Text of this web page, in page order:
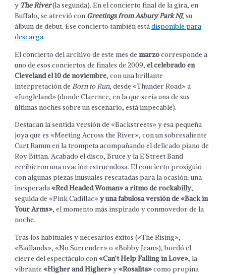
y The River(la segunda). En el concierto final de la gira, en
Buffalo, se atrevió con Greetings from Asbury Park NJ, su
álbum de debut. Ese concierto también estádisponible para
descarga.
El concierto del archivo de este mes demarzocorresponde a
uno de esos conciertos de finales de 2009,el celebrado en
Cleveland el 10 de noviembre, con una brillante
interpretación deBorn to Run, desde «Thunder Road» a
«Jungleland» (donde Clarence, en la que sería una de sus
últimas noches sobre un escenario, está impecable).
Destacan la sentida versión de «Backstreets» y esa pequeña
joya que es «Meeting Across the River», con un sobresaliente
Curt Ramm en la trompeta acompañando el delicado piano de
Roy Bittan. Acabado el disco, Bruce y la E Street Band
recibieron una ovación estruendosa. El concierto prosiguió
con algunas piezas inusuales rescatadas para la ocasión: una
inesperada«Red Headed Woman» a ritmo de rockabilly,
seguida de «Pink Cadillac»y una fabulosa versión de «Back in
Your Arms», el momento más inspirado y conmovedor de la
noche.
Tras los habituales y necesarios éxitos («The Rising»,
«Badlands», «No Surrender» o «Bobby Jean»), bordó el
cierre del espectáculo con«Can’t Help Falling in Love», la
vibrante«Higher and Higher»y«Rosalita»como propina